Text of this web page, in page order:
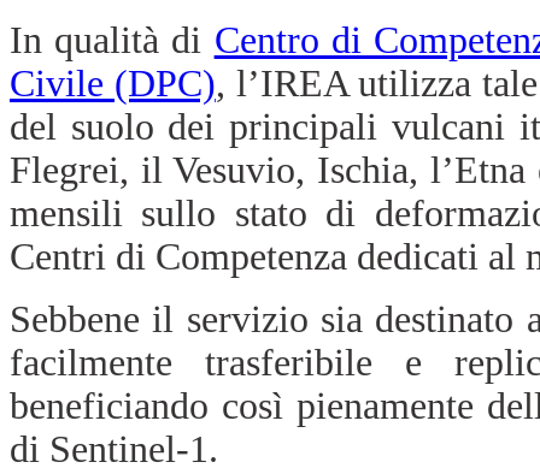
In qualità di Centro di
Civile (DPC), l’IREA utilizza
del suolo dei principali vulcani
Flegrei, il Vesuvio, Ischia,
mensili sullo stato di
Centri di Competenza dedicati al
Sebbene il servizio sia destinato
facilmente trasferibile e
beneficiando così pienamente
di Sentinel-1.